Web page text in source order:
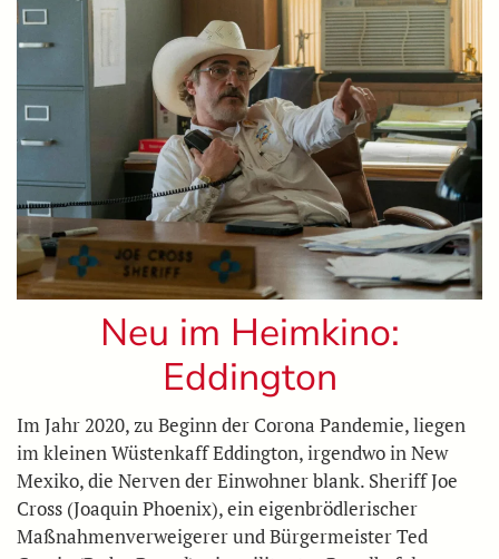
Neu im Heimkino:
Eddington
Im Jahr 2020, zu Beginn der Corona Pandemie, liegen
im kleinen Wüstenkaff Eddington, irgendwo in New
Mexiko, die Nerven der Einwohner blank. Sheriff Joe
Cross (Joaquin Phoenix), ein eigenbrödlerischer
Maßnahmenverweigerer und Bürgermeister Ted